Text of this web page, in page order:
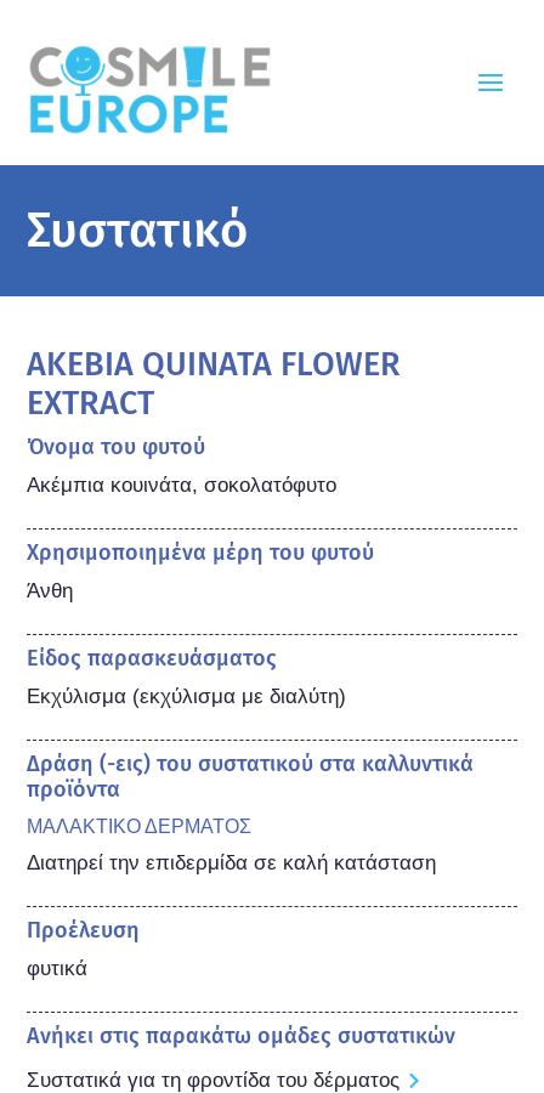
Συστατικό
AKEBIA QUINATA FLOWER
EXTRACT
Όνομα του φυτού
Ακέμπια κουινάτα, σοκολατόφυτο
Χρησιμοποιημένα μέρη του φυτού
Άνθη
Είδος παρασκευάσματος
Εκχύλισμα (εκχύλισμα με διαλύτη)
Δράση (-εις) του συστατικού στα καλλυντικά
προϊόντα
ΜΑΛΑΚΤΙΚΟ ΔΕΡΜΑΤΟΣ
Διατηρεί την επιδερμίδα σε καλή κατάσταση
Προέλευση
φυτικά
Ανήκει στις παρακάτω ομάδες συστατικών
Συστατικά για τη φροντίδα του δέρματος